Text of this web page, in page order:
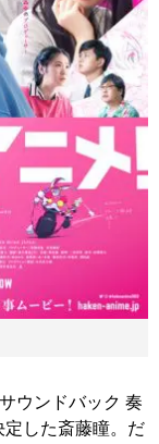
ウンドバック 奏
した斎藤瞳。だ